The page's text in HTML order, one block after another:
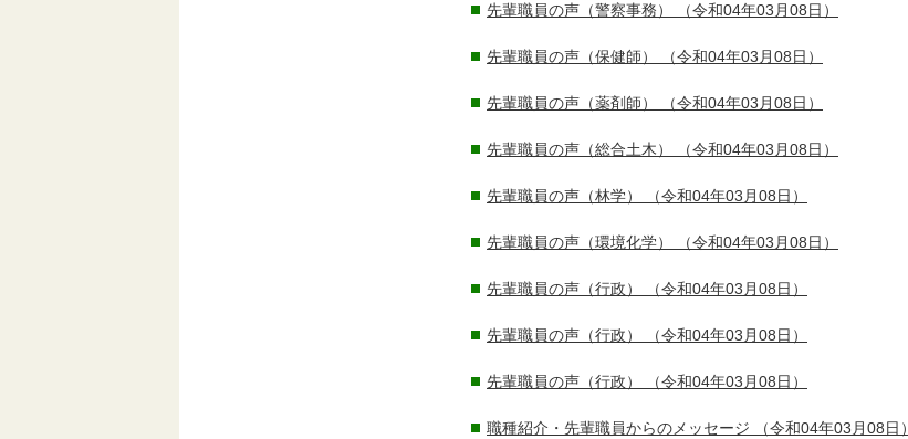
先輩職員の声（警察事務） （令和04年03月08日）
先輩職員の声（保健師） （令和04年03月08日）
先輩職員の声（薬剤師） （令和04年03月08日）
先輩職員の声（総合土木） （令和04年03月08日）
先輩職員の声（林学） （令和04年03月08日）
先輩職員の声（環境化学） （令和04年03月08日）
先輩職員の声（行政） （令和04年03月08日）
先輩職員の声（行政） （令和04年03月08日）
先輩職員の声（行政） （令和04年03月08日）
職種紹介・先輩職員からのメッセージ （令和04年03月08日）